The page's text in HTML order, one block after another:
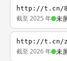
http://t.cn/
截至 2025 年 未
http://t.cn/
截至 2026 年 未